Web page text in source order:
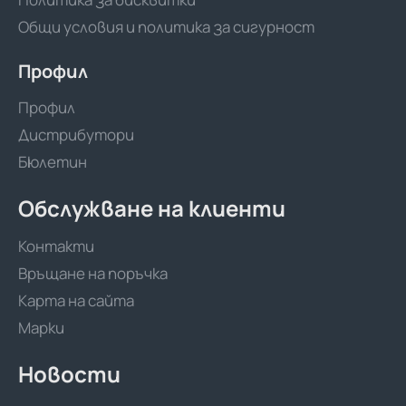
Общи условия и политика за сигурност
Профил
Профил
Дистрибутори
Бюлетин
Обслужване на клиенти
Контакти
Връщане на поръчка
Карта на сайта
Марки
Новости